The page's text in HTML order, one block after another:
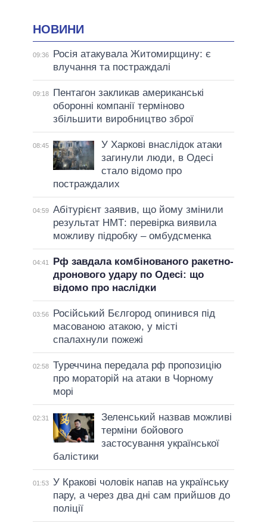
НОВИНИ
09:36
Росія атакувала Житомирщину: є
влучання та постраждалі
09:18
Пентагон закликав американські
оборонні компанії терміново
збільшити виробництво зброї
08:45
У Харкові внаслідок атаки
загинули люди, в Одесі
стало відомо про
постраждалих
04:59 Абітурієнт заявив, що йому змінили
результат НМТ: перевірка виявила
можливу підробку – омбудсменка
04:41
Рф завдала комбінованого ракетно-
дронового удару по Одесі: що
відомо про наслідки
03:56
Російський Бєлгород опинився під
масованою атакою, у місті
спалахнули пожежі
02:58 Туреччина передала рф пропозицію
про мораторій на атаки в Чорному
морі
02:31
Зеленський назвав можливі
терміни бойового
застосування української
балістики
01:53 У Кракові чоловік напав на українську
пару, а через два дні сам прийшов до
поліції